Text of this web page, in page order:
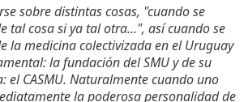
sobre distintas cosas, "cuando se
tal cosa si ya tal otra...", así cuando se
la medicina colectivizada en el Uruguay
la fundación del SMU y de su
el CASMU. Naturalmente cuando uno
la poderosa personalidad de